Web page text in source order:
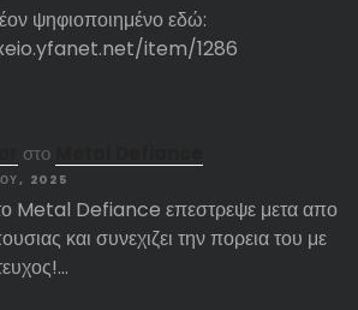
ψηφιοποιημένο εδώ:
item/1286
στο
2025
Metal Defiance επεστρεψε μετα απο
και συνεχιζει την πορεια του με